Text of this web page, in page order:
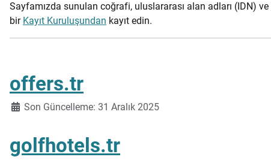
Sayfamızda sunulan coğrafi, uluslararası alan adları (IDN) ve
bir Kayıt Kuruluşundan kayıt edin.
offers.tr
Ayrıntılar
Son Güncelleme: 31 Aralık 2025
golfhotels.tr